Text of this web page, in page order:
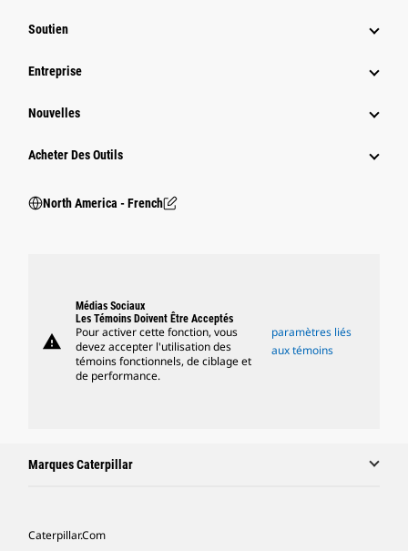
Soutien
Entreprise
Nouvelles
Acheter Des Outils
North America - French
warning
Médias Sociaux
Les Témoins Doivent Être Acceptés
Pour activer cette fonction, vous
devez accepter l'utilisation des
témoins fonctionnels, de ciblage et
de performance.
paramètres liés
aux témoins
Marques Caterpillar
Caterpillar.com